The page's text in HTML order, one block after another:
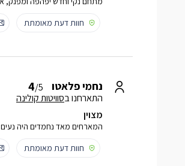
חוות דעת מאומתת
נחמי פלאטו 4/5
התארחנו בסוויטות קולינה
מצוין
המארחים מאד נחמדים היה
חוות דעת מאומתת